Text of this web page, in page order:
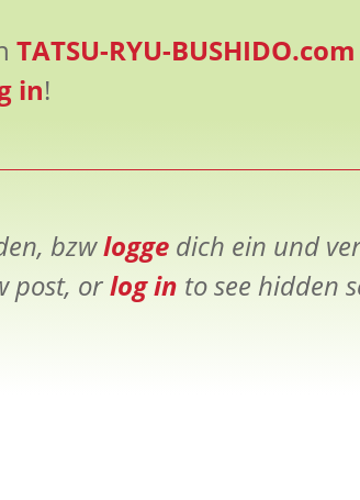
TATSU-RYU-BUSHIDO.com
in!
bzwlogge dich ein und
post, orlog in to see hidden